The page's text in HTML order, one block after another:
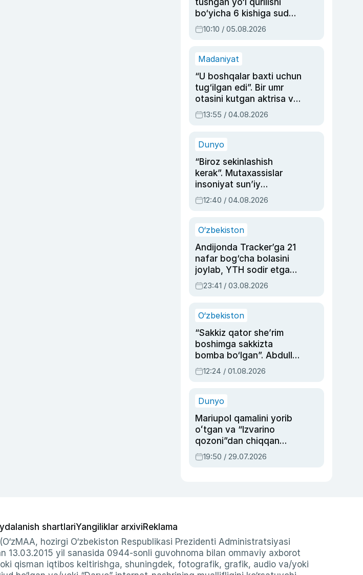
tushgan yo‘l qurilishi
bo‘yicha 6 kishiga sud
hukmi o‘qildi
10:10 / 05.08.2026
Madaniyat
“U boshqalar baxti uchun
tug‘ilgan edi”. Bir umr
otasini kutgan aktrisa va
dublyaj ustasi Rimma
Ahmedovaning
13:55 / 04.08.2026
Dunyo
“Biroz sekinlashish
kerak”. Mutaxassislar
insoniyat sun’iy
intellektni boshqara
olmay qolishidan xavotir
12:40 / 04.08.2026
O‘zbekiston
Andijonda Tracker’ga 21
nafar bog‘cha bolasini
joylab, YTH sodir etgan
ayolga sud hukmi o‘qildi
23:41 / 03.08.2026
O‘zbekiston
“Sakkiz qator she’rim
boshimga sakkizta
bomba bo‘lgan”. Abdulla
Oripovni siyosiy
ayblovlardan asrab
12:24 / 01.08.2026
Dunyo
Mariupol qamalini yorib
oʻtgan va “Izvarino
qozoni”dan chiqqan
qahramon — Ukraina
armiyasi bosh
19:50 / 29.07.2026
shartlariYangiliklar arxiviReklama
hozirgi O‘zbekiston Respublikasi Prezidenti Administratsiyasi
yil sanasida 0944-sonli guvohnoma bilan ommaviy axborot
qisman iqtibos keltirishga, shuningdek, fotografik, grafik, audio va/yoki